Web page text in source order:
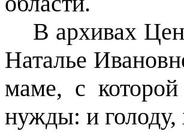
В архивах
Наталье
маме, с
нужды: и